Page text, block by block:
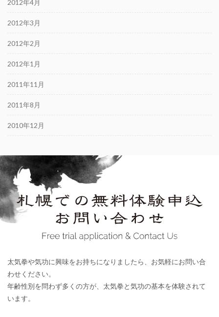
2012年4月
2012年3月
2012年2月
2012年1月
2011年11月
2011年8月
2010年12月
太気拳や気功に興味をお持ちになりましたら、お気軽にお問い合
わせください。
年齢性別を問わず多くの方が、太気拳と気功の基本を体験されて
います。